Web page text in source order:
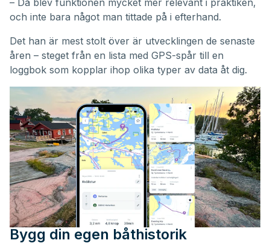
– Då blev funktionen mycket mer relevant i praktiken,
och inte bara något man tittade på i efterhand.
Det han är mest stolt över är utvecklingen de senaste
åren – steget från en lista med GPS-spår till en
loggbok som kopplar ihop olika typer av data åt dig.
Bygg din egen båthistorik